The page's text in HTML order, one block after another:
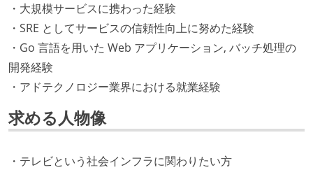
・大規模サービスに携わった経験
・SRE としてサービスの信頼性向上に努めた経験
・Go 言語を用いた Web アプリケーション, バッチ処理の
開発経験
・アドテクノロジー業界における就業経験
求める人物像
・テレビという社会インフラに関わりたい方